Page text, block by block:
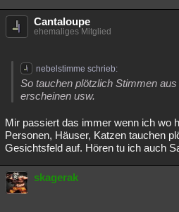
Cantaloupe
ehemaliges Mitglied
nebelstimme schrieb:
So tauchen plötzlich Stimmen
erscheinen usw.
Mir passiert das immer wenn ich wo
Personen, Häuser, Katzen tauchen
Gesichtsfeld auf. Hören tu ich auch
skagerak